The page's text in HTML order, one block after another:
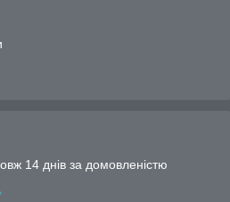
14 днів за домовленістю